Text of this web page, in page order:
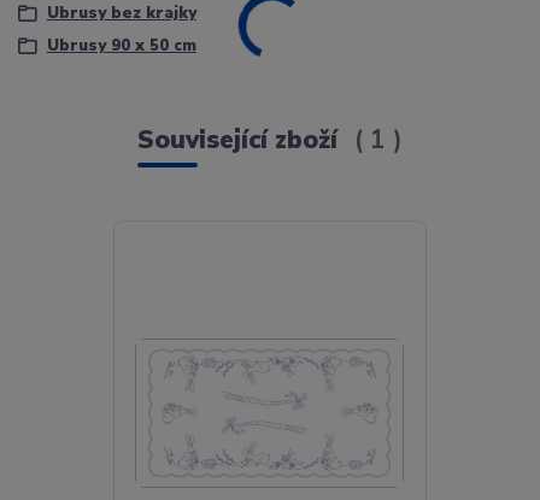
Ubrusy bez krajky
Ubrusy 90 x 50 cm
Související zboží 1